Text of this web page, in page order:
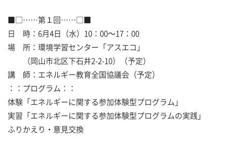
■□……第１回……□■
日 時：6月4日（水）10：00～17：00
場 所：環境学習センター「アスエコ」
（岡山市北区下石井2-2-10）（予定）
講 師：エネルギー教育全国協議会（予定）
：：プログラム：：
体験「エネルギーに関する参加体験型プログラム」
実習「エネルギーに関する参加体験型プログラムの実践」
ふりかえり・意見交換